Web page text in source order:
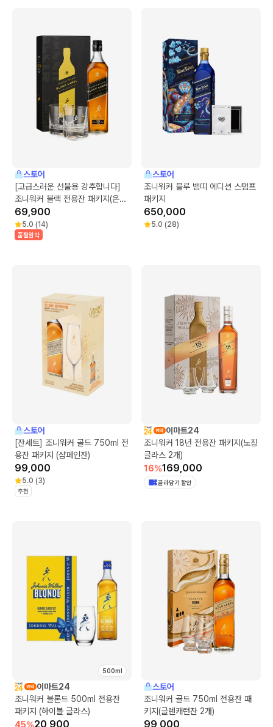
스토어
[고급스러운 선물용 강추합니다]
조니워커 블랙 전용잔 패키지(온더
락잔 2개)
69,900
5.0 (14)
품절임박
스토어
조니워커 블루 뱀띠 에디션 스탬프
패키지
650,000
5.0 (28)
스토어
[잔세트] 조니워커 골드 750ml 전
용잔 패키지 (샴페인잔)
99,000
5.0 (3)
추천
이마트24
조니워커 18년 전용잔 패키지(노징
글라스 2개)
16%169,000
골라담기 할인
500ml
이마트24
조니워커 블론드 500ml 전용잔
패키지 (하이볼 글라스)
45%20,900
스토어
조니워커 골드 750ml 전용잔 패
키지(글렌캐런잔 2개)
99,000